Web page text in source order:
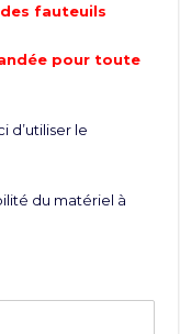
fauteuils
pour toute
d’utiliser le
du matériel à